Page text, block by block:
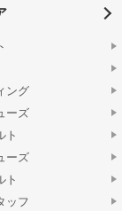
ング
ーズ
ト
ーズ
ト
ッフ